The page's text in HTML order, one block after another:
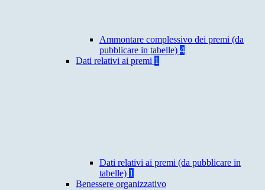
Ammontare complessivo dei premi (da
pubblicare in tabelle) 4
Dati relativi ai premi 1
Dati relativi ai premi (da pubblicare in
tabelle) 1
Benessere organizzativo